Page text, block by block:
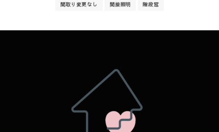
間取り変更なし 間接照明 階段窓